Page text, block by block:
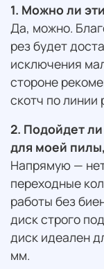
1. Можно ли
Да, можно.
рез будет
исключения
стороне
скотч по линии
2. Подойдет
для моей
Напрямую —
переходные
работы без
диск строго
диск идеален
мм.